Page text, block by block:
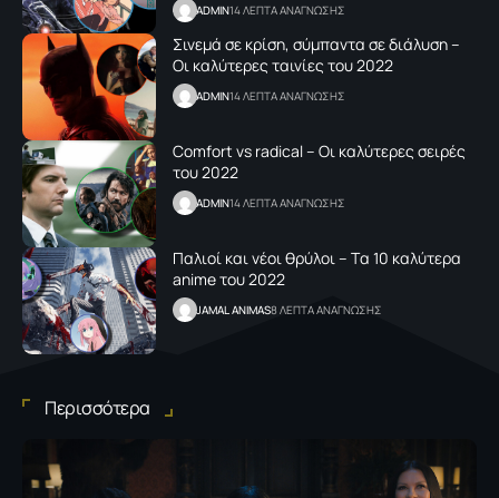
ADMIN14 ΛΕΠΤΑ ΑΝΑΓΝΩΣΗΣ
Σινεμά σε κρίση, σύμπαντα σε διάλυση –
Οι καλύτερες ταινίες του 2022
ADMIN14 ΛΕΠΤΑ ΑΝΑΓΝΩΣΗΣ
Comfort vs radical – Oι καλύτερες σειρές
του 2022
ADMIN14 ΛΕΠΤΑ ΑΝΑΓΝΩΣΗΣ
Παλιοί και νέοι θρύλοι – Tα 10 καλύτερα
anime του 2022
JAMAL ANIMAS8 ΛΕΠΤΑ ΑΝΑΓΝΩΣΗΣ
Περισσότερα